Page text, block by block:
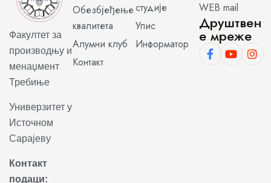
Факултет за
производњу и
менаџмент
Требиње
Универзитет у
Источном
Сарајеву
Контакт
подаци:
Обезбјеђење
квалитета
Алумни клуб
Контакт
студије
Упис
Информатор
WEB mail
Друштвен
е мреже